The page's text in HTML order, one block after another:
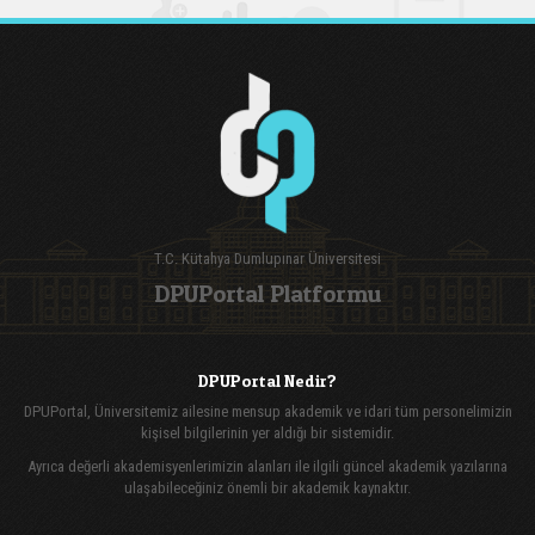
T.C. Kütahya Dumlupınar Üniversitesi
DPUPortal Platformu
DPUPortal Nedir?
DPUPortal, Üniversitemiz ailesine mensup akademik ve idari tüm personelimizin
kişisel bilgilerinin yer aldığı bir sistemidir.
Ayrıca değerli akademisyenlerimizin alanları ile ilgili güncel akademik yazılarına
ulaşabileceğiniz önemli bir akademik kaynaktır.